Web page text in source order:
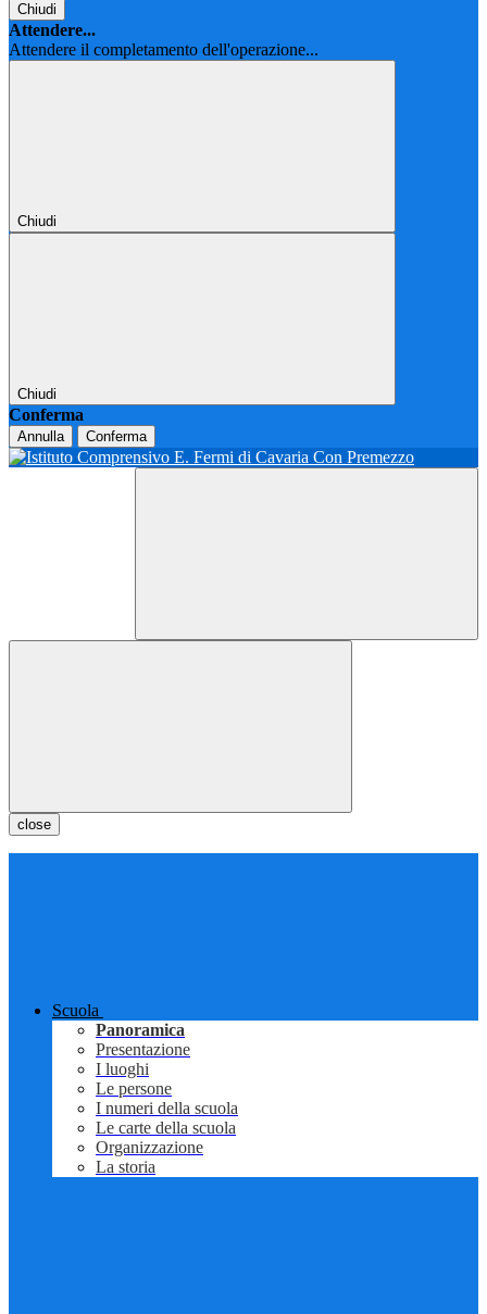
Chiudi
Attendere...
Attendere il completamento dell'operazione...
Chiudi
Chiudi
Conferma
Annulla Conferma
close
Scuola
Panoramica
Presentazione
I luoghi
Le persone
I numeri della scuola
Le carte della scuola
Organizzazione
La storia